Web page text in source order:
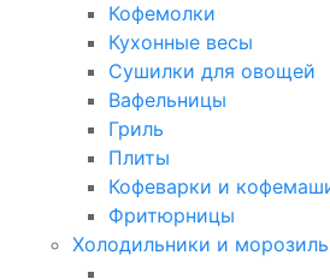
Кофемолки
Кухонные весы
Сушилки для овощей
Вафельницы
Гриль
Плиты
Кофеварки и
Фритюрницы
Холодильники и